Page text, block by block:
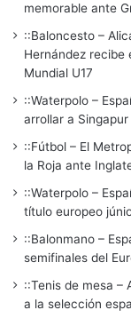
memorable ante
::Baloncesto –
Hernández recibe
Mundial U17
::Waterpolo –
arrollar a
::Fútbol – El
la Roja ante
::Waterpolo –
título europeo
::Balonmano –
semifinales del
::Tenis de mesa –
a la selección